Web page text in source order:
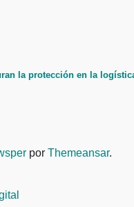
la protección en la
por Themeansar.